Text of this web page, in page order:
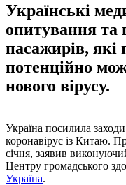
Українські
опитування та
пасажирів, які
потенційно
нового вірусу.
Україна посилила
коронавірус із Китаю.
січня, заявив
Центру громадського
Україна.